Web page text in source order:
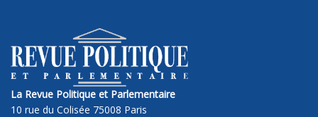
La Revue Politique et Parlementaire
10 rue du Colisée 75008 Paris